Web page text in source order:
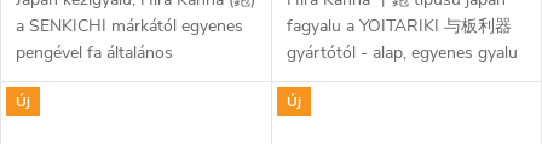
d
e
s
t
a SENKICHI márkától egyenes
pengével fa általános
megmunkálásához,
kiegyenlítéséhez és
fagyalu a YOITARIKI 与板利器
gyártótól - alap, egyenes gyalu
szimpla famegmunkáláshoz.
Edzett szénacélból készült, 65
Új Új